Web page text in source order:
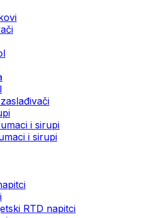
i sirupi
i sirupi
RTD napitci